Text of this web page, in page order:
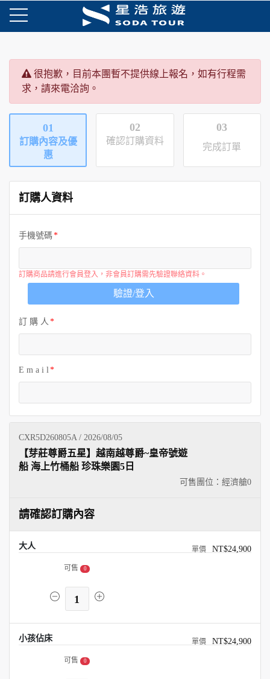
很抱歉，目前本團暫不提供線上報名，如有行程需
求，請來電洽詢。
01
訂購內容及優
惠
02
確認訂購資料
03
完成訂單
訂購人資料
手機號碼
訂購商品請進行會員登入，非會員訂購需先驗證聯絡資料。
驗證/登入
訂 購 人
E m a i l
CXR5D260805A / 2026/08/05
可售團位：經濟艙0
【芽莊尊爵五星】越南越尊爵~皇帝號遊
船 海上竹桶船 珍珠樂園5日
請確認訂購內容
大人 NT$24,900
可售 0
1
小孩佔床 NT$24,900
可售 0